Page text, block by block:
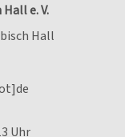
e. V.
Hall
Uhr